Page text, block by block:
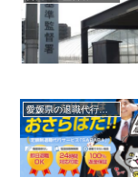
愛媛県の退職代行サービス